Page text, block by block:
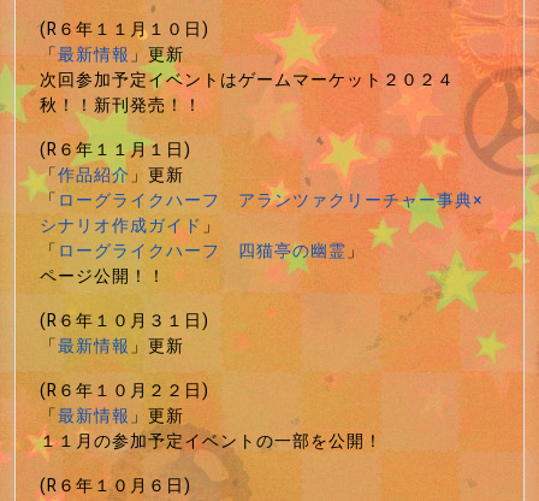
(R６年１１月１０日)
「最新情報」更新
次回参加予定イベントはゲームマーケット２０２４
秋！！新刊発売！！
(R６年１１月１日)
「作品紹介」更新
「ローグライクハーフ アランツァクリーチャー事典×
シナリオ作成ガイド」
「ローグライクハーフ 四猫亭の幽霊」
ページ公開！！
(R６年１０月３１日)
「最新情報」更新
(R６年１０月２２日)
「最新情報」更新
１１月の参加予定イベントの一部を公開！
(R６年１０月６日)